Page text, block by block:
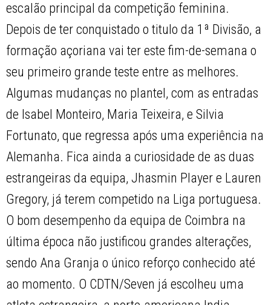
escalão principal da competição feminina.
Depois de ter conquistado o titulo da 1ª Divisão, a
formação açoriana vai ter este fim-de-semana o
seu primeiro grande teste entre as melhores.
Algumas mudanças no plantel, com as entradas
de Isabel Monteiro, Maria Teixeira, e Silvia
Fortunato, que regressa após uma experiência na
Alemanha. Fica ainda a curiosidade de as duas
estrangeiras da equipa, Jhasmin Player e Lauren
Gregory, já terem competido na Liga portuguesa.
O bom desempenho da equipa de Coimbra na
última época não justificou grandes alterações,
sendo Ana Granja o único reforço conhecido até
ao momento. O CDTN/Seven já escolheu uma